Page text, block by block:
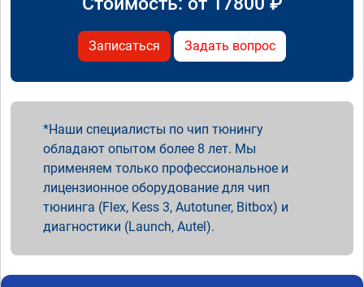
Записаться Задать вопрос
Наши специалисты по чип тюнингу
обладают опытом более 8 лет. Мы
применяем только профессиональное и
лицензионное оборудование для чип
тюнинга (Flex, Kess 3, Autotuner, Bitbox) и
диагностики (Launch, Autel).